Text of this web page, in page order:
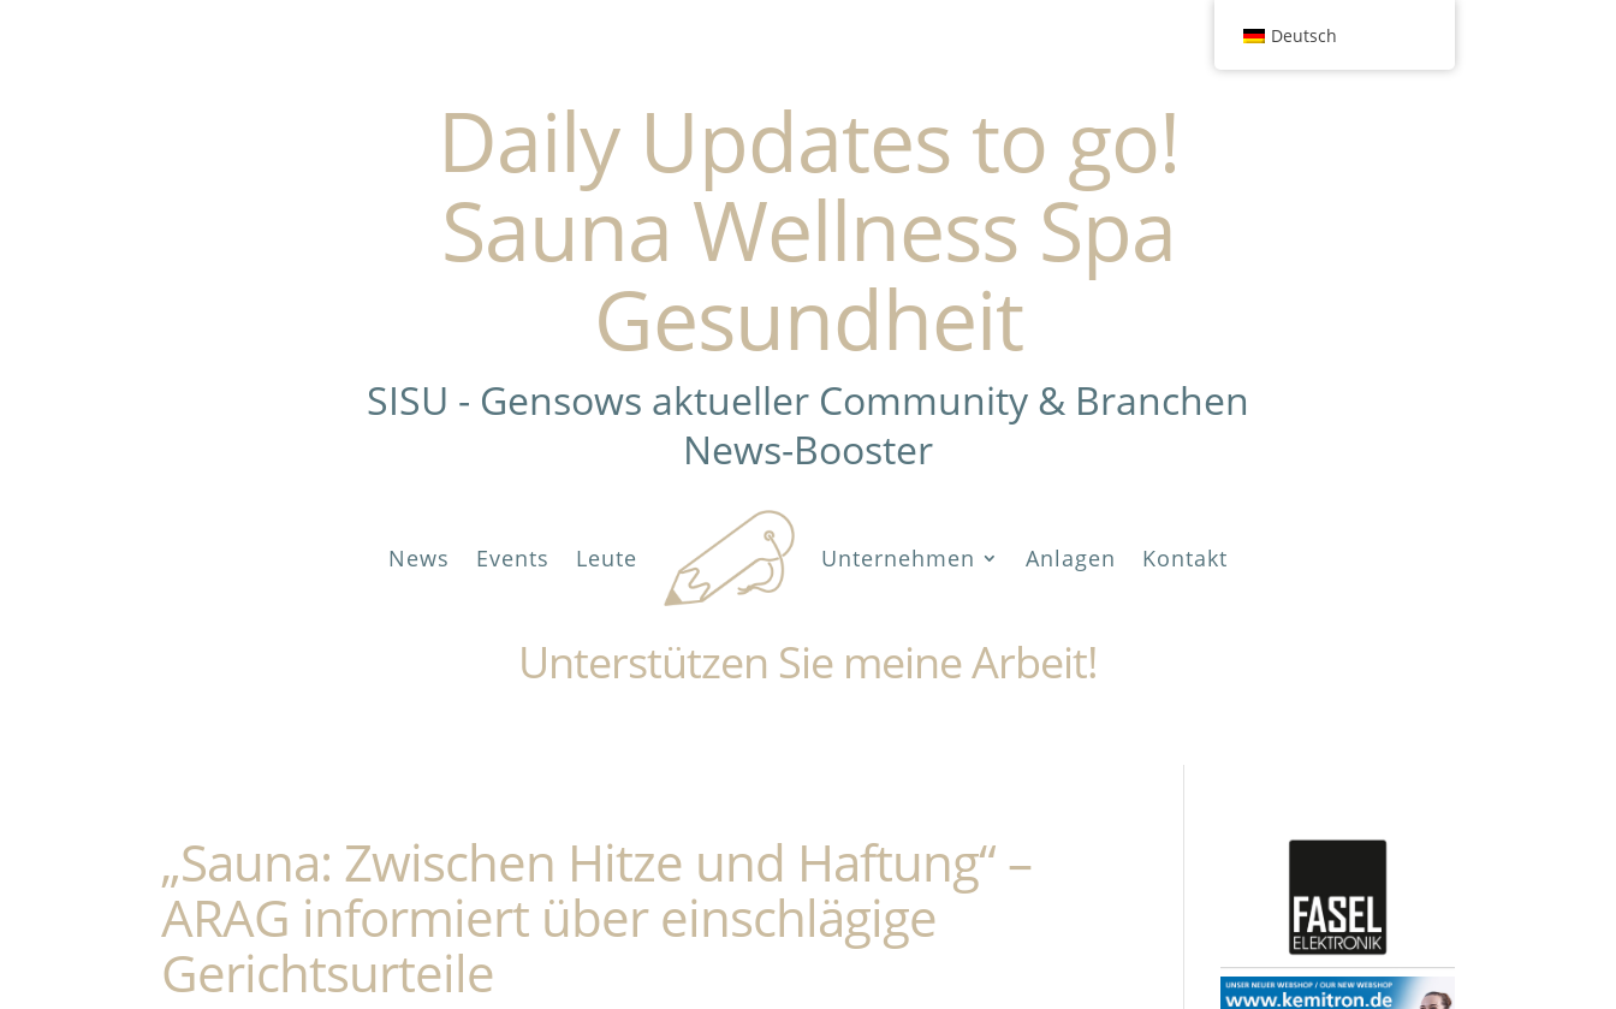
Daily Updates to go!
Sauna Wellness Spa
Gesundheit
SISU - Gensows aktueller Community & Branchen
News-Booster
News Events Leute Unternehmen Anlagen Kontakt
Unterstützen Sie meine Arbeit!
„Sauna: Zwischen Hitze und Haftung“ –
ARAG informiert über einschlägige
Gerichtsurteile
Deutsch